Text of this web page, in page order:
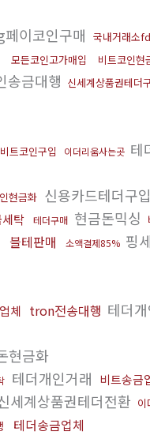
페이코인구매 국내거래소
모든코인고가매입 비트코인현
송금대행 신세계상품권테더
트코인구입 이더리움사는곳 테
현금화 신용카드테더구입
탁 테더구매 현금돈믹싱
블테판매 소액결제85% 핑
체 tron전송대행 테더
현금화
테더개인거래 비트송금
세계상품권테더전환 이
테더송금업체